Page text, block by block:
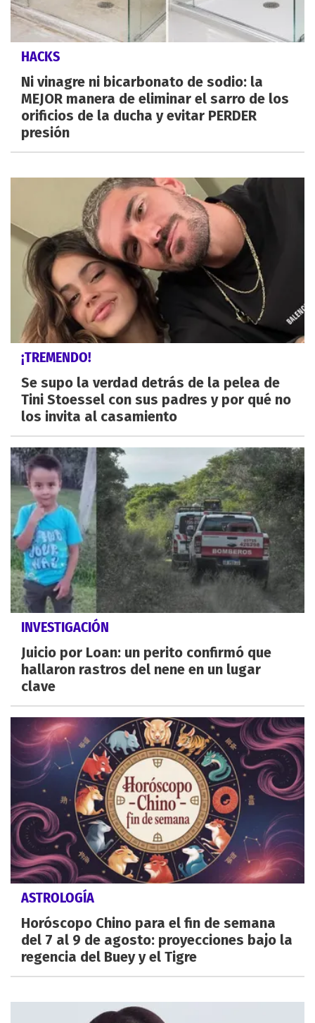
HACKS
Ni vinagre ni bicarbonato de sodio: la
MEJOR manera de eliminar el sarro de los
orificios de la ducha y evitar PERDER
presión
¡TREMENDO!
Se supo la verdad detrás de la pelea de
Tini Stoessel con sus padres y por qué no
los invita al casamiento
INVESTIGACIÓN
Juicio por Loan: un perito confirmó que
hallaron rastros del nene en un lugar
clave
ASTROLOGÍA
Horóscopo Chino para el fin de semana
del 7 al 9 de agosto: proyecciones bajo la
regencia del Buey y el Tigre